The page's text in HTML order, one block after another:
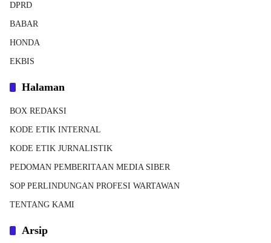
DPRD
BABAR
HONDA
EKBIS
Halaman
BOX REDAKSI
KODE ETIK INTERNAL
KODE ETIK JURNALISTIK
PEDOMAN PEMBERITAAN MEDIA SIBER
SOP PERLINDUNGAN PROFESI WARTAWAN
TENTANG KAMI
Arsip